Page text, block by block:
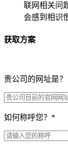
联网相关问
会感到相识
获取方案
贵公司的网址是？
如何称呼您？ *